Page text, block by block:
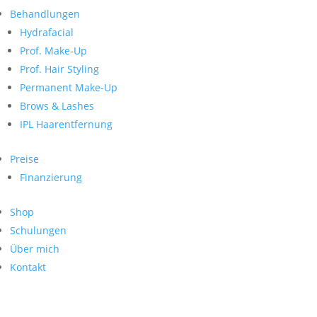
Behandlungen
Hydrafacial
Prof. Make-Up
Prof. Hair Styling
Permanent Make-Up
Brows & Lashes
IPL Haarentfernung
Preise
Finanzierung
Shop
Schulungen
Über mich
Kontakt
nach:
Neueste Kommentare
Archiv
Kategorien
Keine Kategorien
Meta
Anmelden
Feed der Einträge
WordPress.org
Search
nach:
Archive
Kontakt
Impressum
Datenschutz